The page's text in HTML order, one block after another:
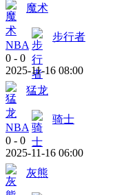
魔术
NBA
步行者
0 - 0
2025-11-16 08:00
猛龙
NBA
骑士
0 - 0
2025-11-16 06:00
灰熊